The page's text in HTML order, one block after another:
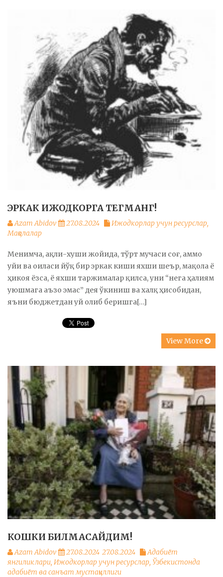
ЭРКАК ИЖОДКОРГА ТЕГМАНГ!
Azam Abidov 27.08.2024 Ижодкорлар учун ресурслар,
Мақолалар
Менимча, ақли-хуши жойида, тўрт мучаси соғ, аммо
уйи ва оиласи йўқ бир эркак киши яхши шеър, мақола ё
ҳикоя ёзса, ё яхши таржималар қилса, уни “нега ҳалиям
уюшмага аъзо эмас” дея ўкиниш ва халқ ҳисобидан,
яъни бюджетдан уй олиб беришга[…]
View More
КОШКИ БИЛМАСАЙДИМ!
Azam Abidov 27.08.2024 27.08.2024
Адабиёт
янгиликлари, Ижодкорлар учун ресурслар, Ўзбекистонда
адабиёт ва санъат мустақиллиги